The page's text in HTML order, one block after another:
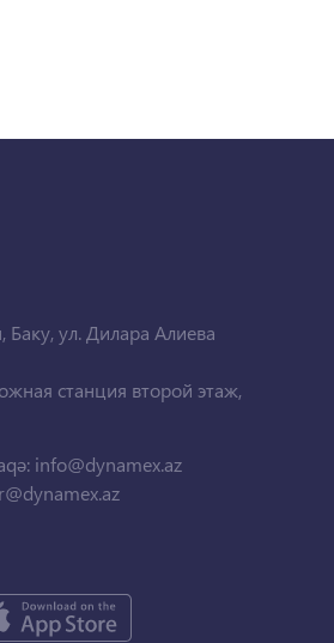
ул. Дилара Алиева
станция второй этаж,
info@dynamex.az